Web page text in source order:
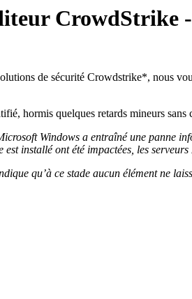
CrowdStrike
de sécurité Crowdstrike*, nous
hormis quelques retards mineurs sans
Windows a entraîné une panne
installé ont été impactées, les
qu’à ce stade aucun élément ne